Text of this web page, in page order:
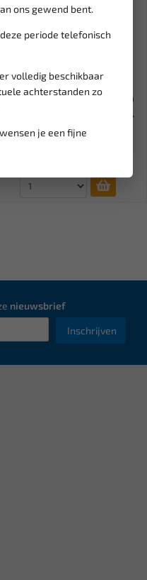
ons gewend bent.
periode telefonisch
volledig beschikbaar
achterstanden zo
je een fijne
Leverbaar
WEBER TOOLS Adapter nr 20
BMW SAAB EcoPower 9-2 /...
nieuwsbrief
Inschrijven